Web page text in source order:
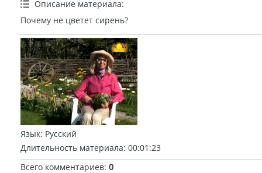
Описание материала:
Почему не цветет сирень?
Язык: Русский
Длительность материала: 00:01:23
Всего комментариев: 0